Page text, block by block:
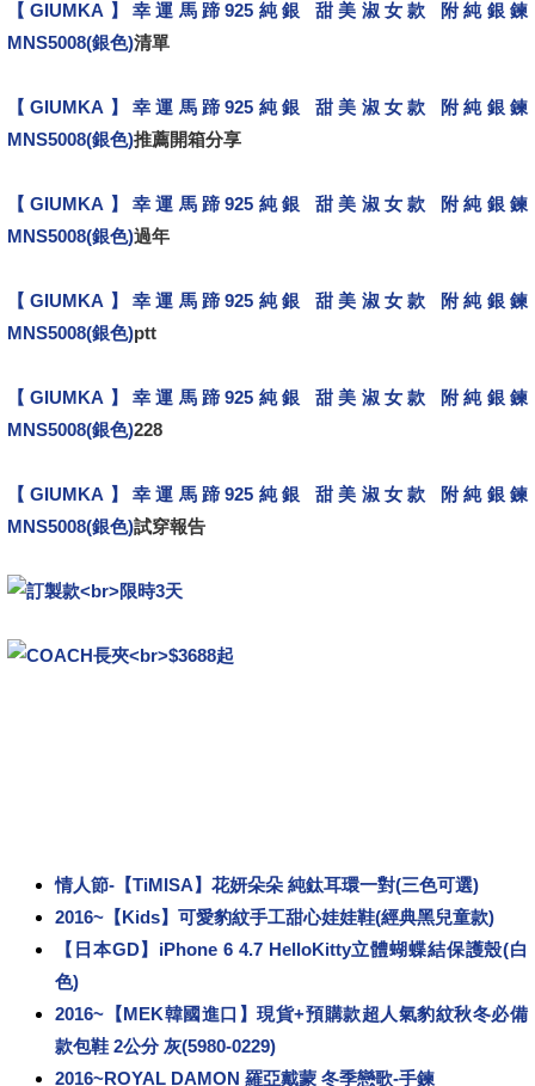
【GIUMKA】幸運馬蹄925純銀 甜美淑女款 附純銀鍊
MNS5008(銀色)清單
【GIUMKA】幸運馬蹄925純銀 甜美淑女款 附純銀鍊
MNS5008(銀色)推薦開箱分享
【GIUMKA】幸運馬蹄925純銀 甜美淑女款 附純銀鍊
MNS5008(銀色)過年
【GIUMKA】幸運馬蹄925純銀 甜美淑女款 附純銀鍊
MNS5008(銀色)ptt
【GIUMKA】幸運馬蹄925純銀 甜美淑女款 附純銀鍊
MNS5008(銀色)228
【GIUMKA】幸運馬蹄925純銀 甜美淑女款 附純銀鍊
MNS5008(銀色)試穿報告
情人節-【TiMISA】花妍朵朵 純鈦耳環一對(三色可選)
2016~【Kids】可愛豹紋手工甜心娃娃鞋(經典黑兒童款)
【日本GD】iPhone 6 4.7 HelloKitty立體蝴蝶結保護殼(白
色)
2016~【MEK韓國進口】現貨+預購款超人氣豹紋秋冬必備
款包鞋 2公分 灰(5980-0229)
2016~ROYAL DAMON 羅亞戴蒙 冬季戀歌-手鍊